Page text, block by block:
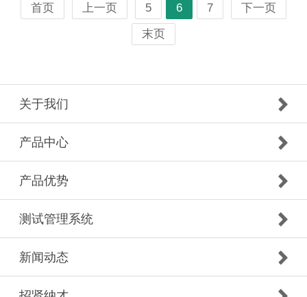
首页 上一页 5 6 7
下一页
末页
关于我们
产品中心
产品优势
测试管理系统
新闻动态